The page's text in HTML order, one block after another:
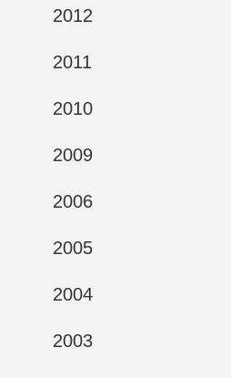
2012
2011
2010
2009
2006
2005
2004
2003